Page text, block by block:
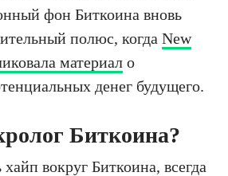
фон Биткоина вновь
полюс, когда New
материал о
денег будущего.
Биткоина?
вокруг Биткоина, всегда